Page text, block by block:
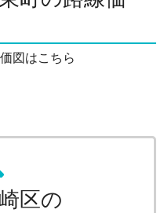
図はこちら
区の